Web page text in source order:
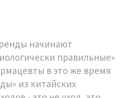
начинают
правильные»
в это же время
из китайских